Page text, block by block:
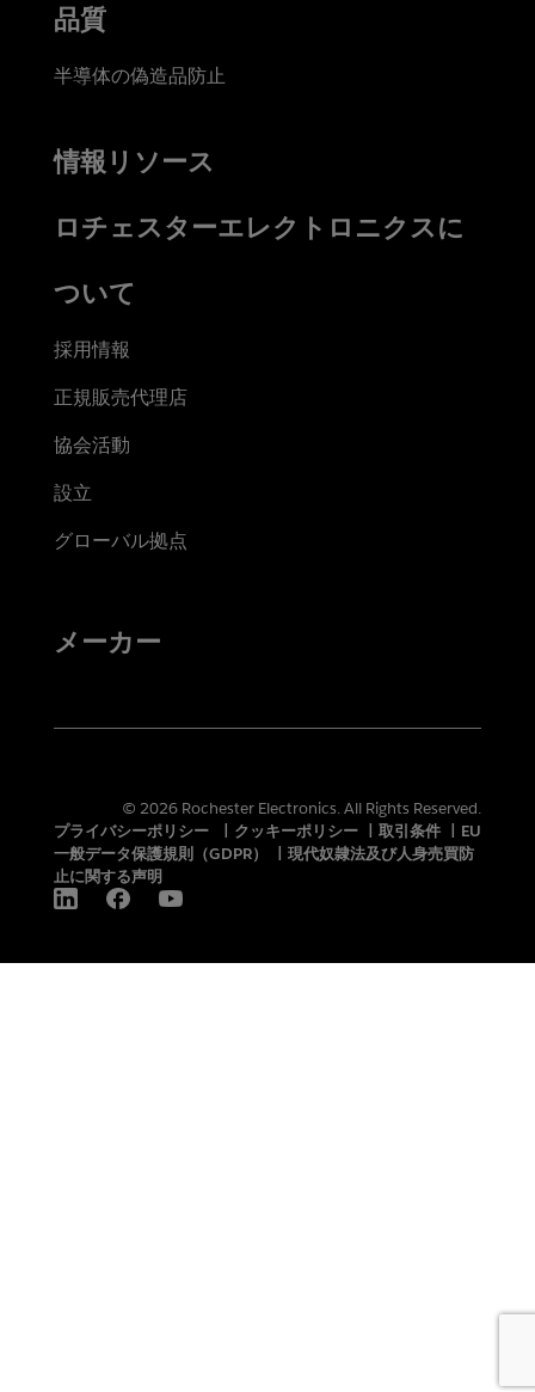
品質
半導体の偽造品防止
情報リソース
ロチェスターエレクトロニクスに
ついて
採用情報
正規販売代理店
協会活動
設立
グローバル拠点
メーカー
© 2026 Rochester Electronics. All Rights Reserved.
プライバシーポリシー
クッキーポリシー 取引条件
EU
一般データ保護規則（GDPR）
現代奴隷法及び人身売買防
止に関する声明